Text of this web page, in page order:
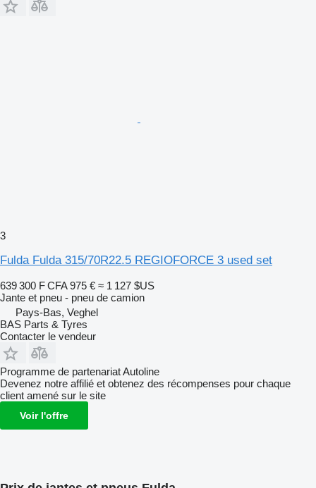
3
Fulda Fulda 315/70R22.5 REGIOFORCE 3 used set
639 300 F CFA 975 € ≈ 1 127 $US
Jante et pneu - pneu de camion
Pays-Bas, Veghel
BAS Parts & Tyres
Contacter le vendeur
Programme de partenariat Autoline
Devenez notre affilié et obtenez des récompenses pour chaque
client amené sur le site
Voir l'offre